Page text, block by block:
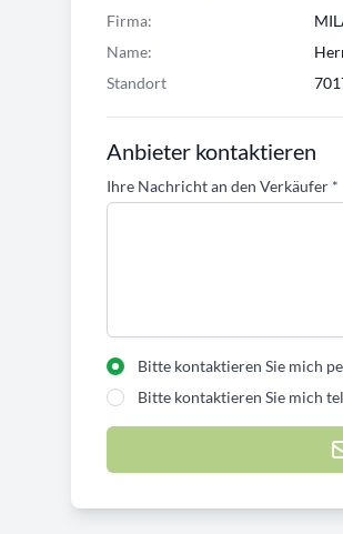
Firma:
Name:
Standort
Anbieter kontaktieren
Ihre Nachricht an den Verkäufer *
Bitte kontaktieren Sie mich
Bitte kontaktieren Sie mich